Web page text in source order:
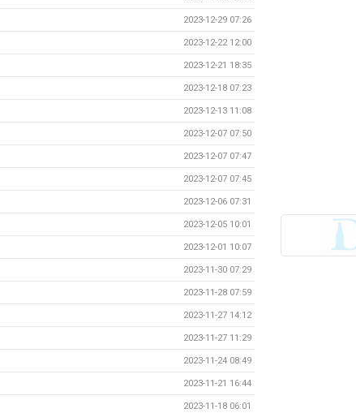
2023-12-29 07:26
2023-12-22 12:00
2023-12-21 18:35
2023-12-18 07:23
2023-12-13 11:08
2023-12-07 07:50
2023-12-07 07:47
2023-12-07 07:45
2023-12-06 07:31
2023-12-05 10:01
2023-12-01 10:07
2023-11-30 07:29
2023-11-28 07:59
2023-11-27 14:12
2023-11-27 11:29
2023-11-24 08:49
2023-11-21 16:44
2023-11-18 06:01